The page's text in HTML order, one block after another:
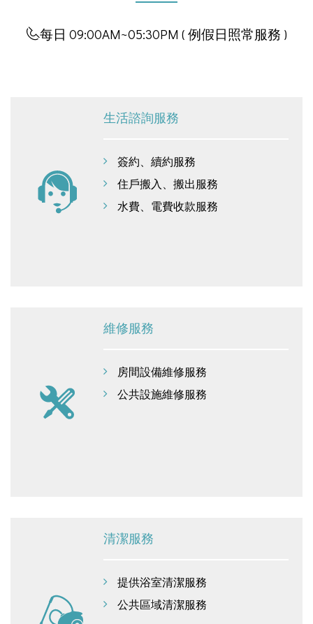
每日 09:00AM~05:30PM ( 例假日照常服務 )
生活諮詢服務
簽約、續約服務
住戶搬入、搬出服務
水費、電費收款服務
維修服務
房間設備維修服務
公共設施維修服務
清潔服務
提供浴室清潔服務
公共區域清潔服務